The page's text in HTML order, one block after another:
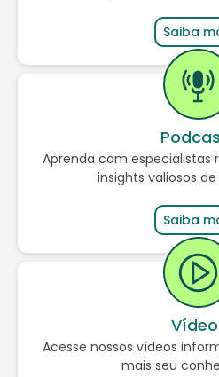
Saiba
Aprenda com especialistas
insights valiosos
Saiba
Acesse nossos vídeos
mais seu